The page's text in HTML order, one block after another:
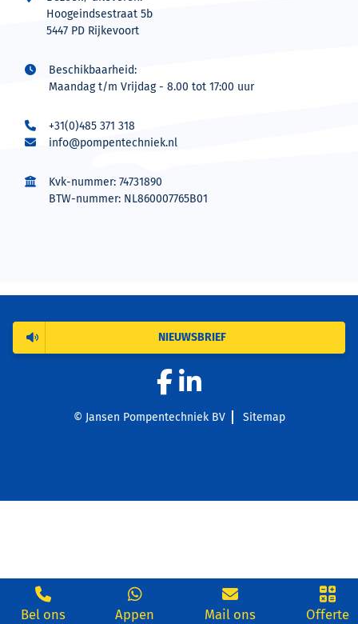
Hoogeindsestraat 5b
5447 PD Rijkevoort
Beschikbaarheid:
Maandag t/m Vrijdag - 8.00 tot 17:00 uur
+31(0)485 371 318
info@pompentechniek.nl
Kvk-nummer: 74731890
BTW-nummer: NL860007765B01
© Jansen Pompentechniek BV Sitemap
NIEUWSBRIEF
Bel ons Appen Mail ons Offerte